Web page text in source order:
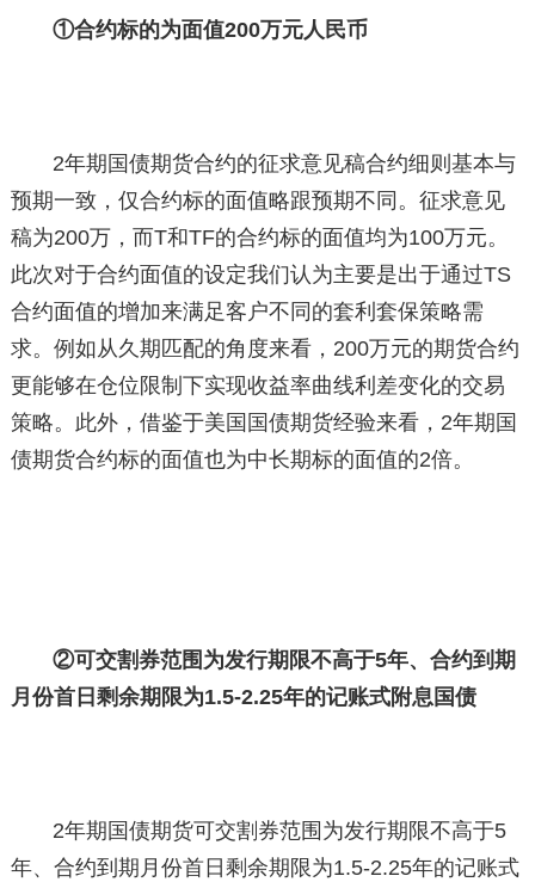
①合约标的为面值200万元人民币
2年期国债期货合约的征求意见稿合约细则基本与
预期一致，仅合约标的面值略跟预期不同。征求意见
稿为200万，而T和TF的合约标的面值均为100万元。
此次对于合约面值的设定我们认为主要是出于通过TS
合约面值的增加来满足客户不同的套利套保策略需
求。例如从久期匹配的角度来看，200万元的期货合约
更能够在仓位限制下实现收益率曲线利差变化的交易
策略。此外，借鉴于美国国债期货经验来看，2年期国
债期货合约标的面值也为中长期标的面值的2倍。
②可交割券范围为发行期限不高于5年、合约到期
月份首日剩余期限为1.5-2.25年的记账式附息国债
2年期国债期货可交割券范围为发行期限不高于5
年、合约到期月份首日剩余期限为1.5-2.25年的记账式